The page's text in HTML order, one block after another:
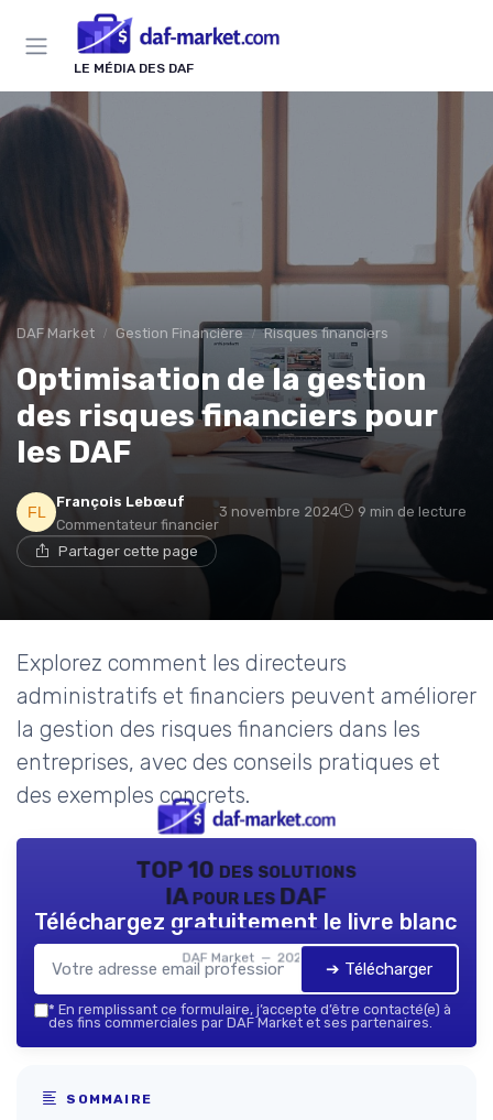
LE MÉDIA DES DAF
DAF Market Gestion Financière Risques financiers
Optimisation de la gestion
des risques financiers pour
les DAF
François Lebœuf
Commentateur financier
3 novembre 2024 9 min de lecture
Partager cette page
Explorez comment les directeurs
administratifs et financiers peuvent améliorer
la gestion des risques financiers dans les
entreprises, avec des conseils pratiques et
des exemples concrets.
TOP 10 des solutions
IA pour les DAF
DAF Market — 2026
Téléchargez gratuitement le livre blanc
➔ Télécharger
* En remplissant ce formulaire, j’accepte d’être contacté(e) à
des fins commerciales par DAF Market et ses partenaires.
SOMMAIRE
Panneau de gestion des cookies